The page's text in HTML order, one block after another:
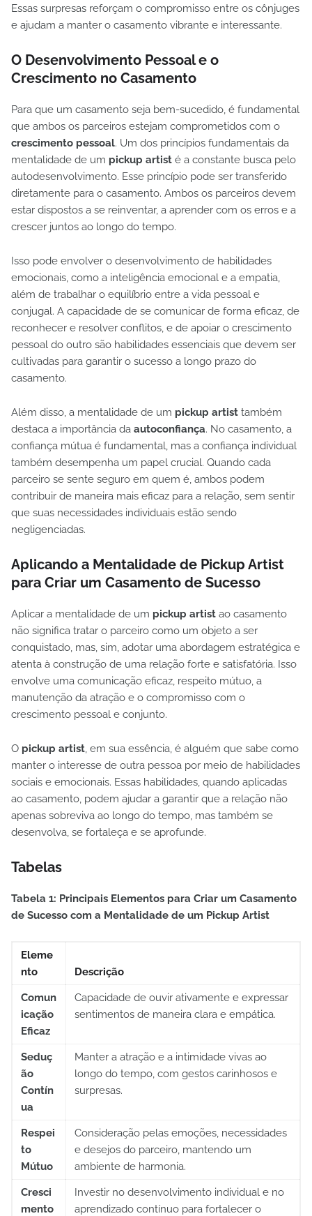
Essas surpresas reforçam o compromisso entre os cônjuges
e ajudam a manter o casamento vibrante e interessante.
O Desenvolvimento Pessoal e o
Crescimento no Casamento
Para que um casamento seja bem-sucedido, é fundamental
que ambos os parceiros estejam comprometidos com o
crescimento pessoal. Um dos princípios fundamentais da
mentalidade de um pickup artist é a constante busca pelo
autodesenvolvimento. Esse princípio pode ser transferido
diretamente para o casamento. Ambos os parceiros devem
estar dispostos a se reinventar, a aprender com os erros e a
crescer juntos ao longo do tempo.
Isso pode envolver o desenvolvimento de habilidades
emocionais, como a inteligência emocional e a empatia,
além de trabalhar o equilíbrio entre a vida pessoal e
conjugal. A capacidade de se comunicar de forma eficaz, de
reconhecer e resolver conflitos, e de apoiar o crescimento
pessoal do outro são habilidades essenciais que devem ser
cultivadas para garantir o sucesso a longo prazo do
casamento.
Além disso, a mentalidade de um pickup artist também
destaca a importância da autoconfiança. No casamento, a
confiança mútua é fundamental, mas a confiança individual
também desempenha um papel crucial. Quando cada
parceiro se sente seguro em quem é, ambos podem
contribuir de maneira mais eficaz para a relação, sem sentir
que suas necessidades individuais estão sendo
negligenciadas.
Aplicando a Mentalidade de Pickup Artist
para Criar um Casamento de Sucesso
Aplicar a mentalidade de um pickup artist ao casamento
não significa tratar o parceiro como um objeto a ser
conquistado, mas, sim, adotar uma abordagem estratégica e
atenta à construção de uma relação forte e satisfatória. Isso
envolve uma comunicação eficaz, respeito mútuo, a
manutenção da atração e o compromisso com o
crescimento pessoal e conjunto.
O pickup artist , em sua essência, é alguém que sabe como
manter o interesse de outra pessoa por meio de habilidades
sociais e emocionais. Essas habilidades, quando aplicadas
ao casamento, podem ajudar a garantir que a relação não
apenas sobreviva ao longo do tempo, mas também se
desenvolva, se fortaleça e se aprofunde.
Tabelas
Tabela 1: Principais Elementos para Criar um Casamento
de Sucesso com a Mentalidade de um Pickup Artist
Eleme
nto
Descrição
Comun
icação
Eficaz
Capacidade de ouvir ativamente e expressar
sentimentos de maneira clara e empática.
Seduç
ão
Contín
ua
Manter a atração e a intimidade vivas ao
longo do tempo, com gestos carinhosos e
surpresas.
Respei
to
Mútuo
Consideração pelas emoções, necessidades
e desejos do parceiro, mantendo um
ambiente de harmonia.
Cresci
mento
Investir no desenvolvimento individual e no
aprendizado contínuo para fortalecer o